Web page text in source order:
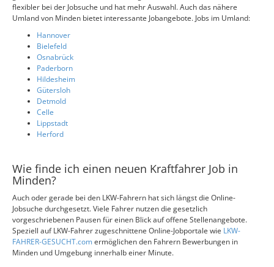
flexibler bei der Jobsuche und hat mehr Auswahl. Auch das nähere
Umland von Minden bietet interessante Jobangebote. Jobs im Umland:
Hannover
Bielefeld
Osnabrück
Paderborn
Hildesheim
Gütersloh
Detmold
Celle
Lippstadt
Herford
Wie finde ich einen neuen Kraftfahrer Job in
Minden?
Auch oder gerade bei den LKW-Fahrern hat sich längst die Online-
Jobsuche durchgesetzt. Viele Fahrer nutzen die gesetzlich
vorgeschriebenen Pausen für einen Blick auf offene Stellenangebote.
Speziell auf LKW-Fahrer zugeschnittene Online-Jobportale wie LKW-
FAHRER-GESUCHT.comermöglichen den Fahrern Bewerbungen in
Minden und Umgebung innerhalb einer Minute.